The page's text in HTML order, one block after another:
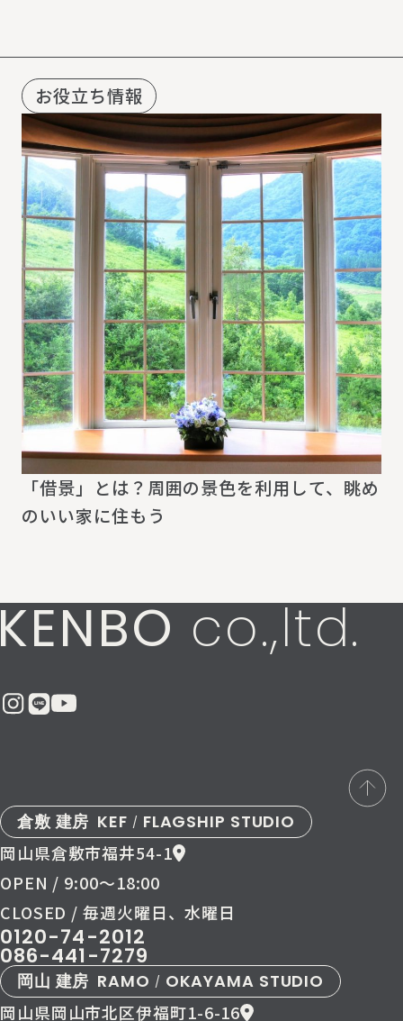
お役立ち情報
「借景」とは？周囲の景色を利用して、眺め
のいい家に住もう
co.,ltd.
倉敷 建房 KEF / FLAGSHIP STUDIO
岡山県倉敷市福井54-1
OPEN / 9:00〜18:00
CLOSED / 毎週火曜日、水曜日
0120-74-2012
086-441-7279
岡山 建房 RAMO / OKAYAMA STUDIO
岡山県岡山市北区伊福町1-6-16